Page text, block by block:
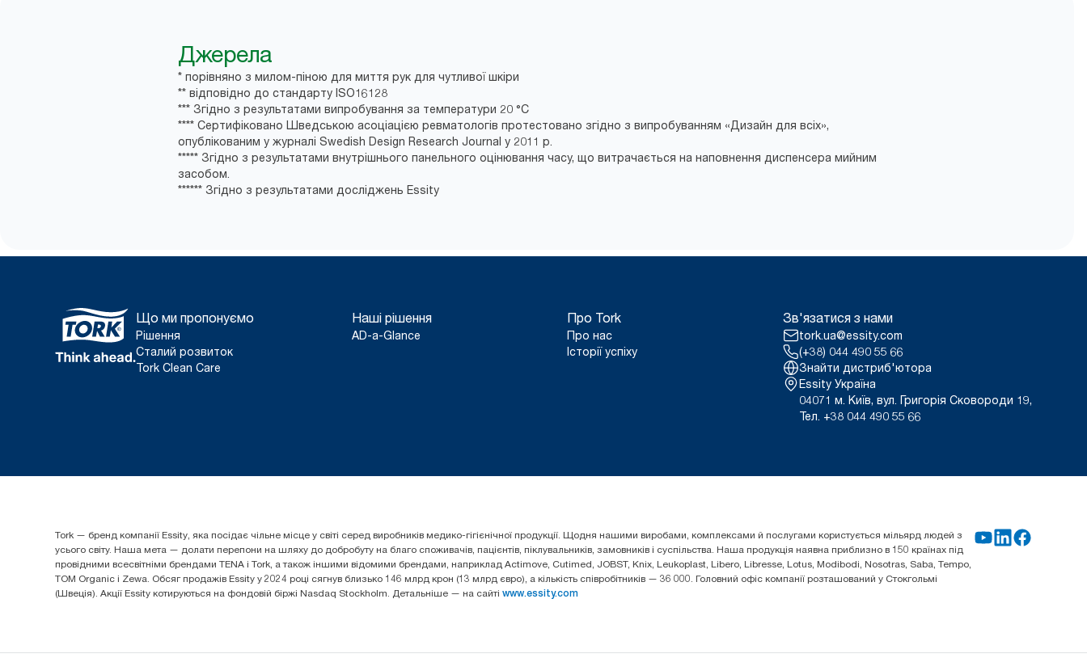
Джерела
* порівняно з милом-піною для миття рук для чутливої шкіри
** відповідно до стандарту ISO16128
*** Згідно з результатами випробування за температури 20 °C
**** Сертифіковано Шведською асоціацією ревматологів протестовано згідно з випробуванням «Дизайн для всіх»,
опублікованим у журналі Swedish Design Research Journal у 2011 р.
***** Згідно з результатами внутрішнього панельного оцінювання часу, що витрачається на наповнення диспенсера мийним
засобом.
****** Згідно з результатами досліджень Essity
Що ми пропонуємо
Рішення
Сталий розвиток
Tork Clean Care
Наші рішення
AD-a-Glance
Про Tork
Про нас
Історії успіху
Зв'язатися з нами
tork.ua@essity.com
(+38) 044 490 55 66
Знайти дистриб'ютора
Essity Україна
04071 м. Київ, вул. Григорія Сковороди 19,
Тел. +38 044 490 55 66
Tork — бренд компанії Essity, яка посідає чільне місце у світі серед виробників медико-гігієнічної продукції. Щодня нашими виробами, комплексами й послугами користується мільярд людей з
усього світу. Наша мета — долати перепони на шляху до добробуту на благо споживачів, пацієнтів, піклувальників, замовників і суспільства. Наша продукція наявна приблизно в 150 країнах під
провідними всесвітніми брендами TENA і Tork, а також іншими відомими брендами, наприклад Actimove, Cutimed, JOBST, Knix, Leukoplast, Libero, Libresse, Lotus, Modibodi, Nosotras, Saba, Tempo,
TOM Organic і Zewa. Обсяг продажів Essity у 2024 році сягнув близько 146 млрд крон (13 млрд євро), а кількість співробітників — 36 000. Головний офіс компанії розташований у Стокгольмі
(Швеція). Акції Essity котируються на фондовій біржі Nasdaq Stockholm. Детальніше — на сайті www.essity.com